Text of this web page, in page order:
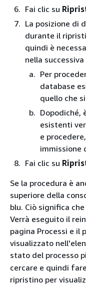
Fai clic su
La posizione di
durante il
quindi è
nella
Per
database
quello che
Dopodiché,
esistenti
e
immissione
Fai clic su
Se la procedura è
superiore della
blu. Ciò significa
Verrà eseguito il
pagina Processi e il
visualizzato
stato del processo
cercare e quindi
ripristino per